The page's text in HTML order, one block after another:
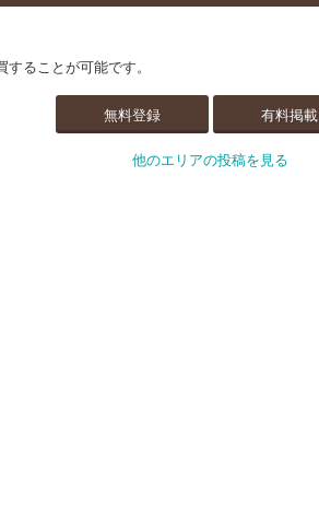
ることが可能です。
無料登録 有料掲載
他のエリアの投稿を見る